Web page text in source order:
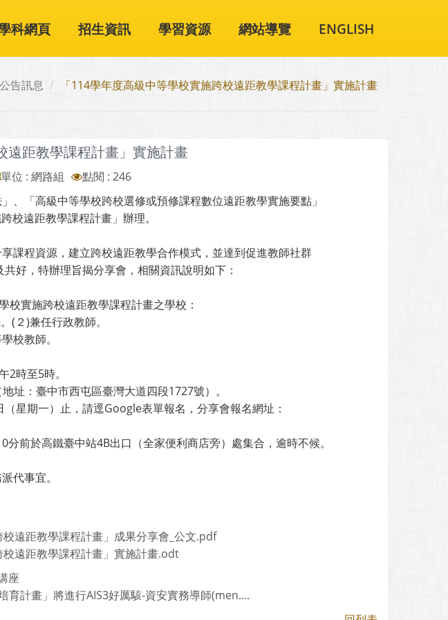
科網頁 招生資訊 學習資源 網站導覽 ENGLISH
公告訊息 「114學年度高級中等學校實施跨校遠距教學課程計畫」實施計畫
遠距教學課程計畫」實施計畫
單位 : 網路組
點閱 : 246
、「高級中等學校跨校選修或預修課程數位遠距教學實施要點」
遠距教學課程計畫」辦理。
課程資源，建立跨校遠距教學合作模式，並達到促進教師社群
，特辦理旨揭分享會，相關資訊說明如下：
施跨校遠距教學課程計畫之學校：
兼任行政教師。
教師。
時至5時。
：臺中市西屯區臺灣大道四段1727號）。
期一）止，請逕Google表單報名，分享會報名網址：
於高鐵臺中站4B出口（全家便利商店旁）處集合，逾時不候。
代事宜。
遠距教學課程計畫」成果分享會_公文.pdf
遠距教學課程計畫」實施計畫.odt
座
育計畫」將進行AIS3好厲駭-資安實務導師(men....